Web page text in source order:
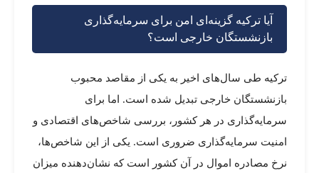
آیا ترکیه گزینه‌ای امن برای سرمایه‌گذاری
بازنشستگان خارجی است؟
ترکیه طی سال‌های اخیر به یکی از مقاصد محبوب
بازنشستگان خارجی تبدیل شده است. اما برای
سرمایه‌گذاری در هر کشور، بررسی شاخص‌های اقتصادی و
امنیت سرمایه‌گذاری ضروری است. یکی از این شاخص‌ها،
نرخ مصادره اموال در آن کشور است که نشان‌دهنده میزان